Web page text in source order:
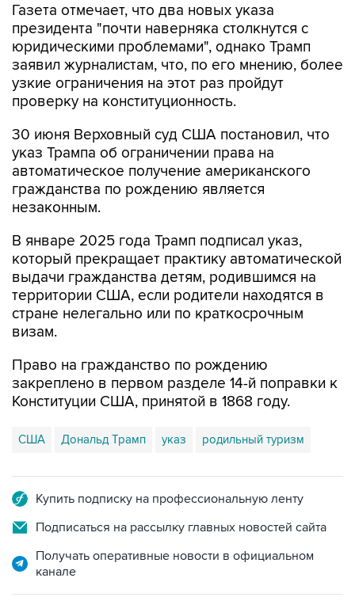
Газета отмечает, что два новых указа
президента "почти наверняка столкнутся с
юридическими проблемами", однако Трамп
заявил журналистам, что, по его мнению, более
узкие ограничения на этот раз пройдут
проверку на конституционность.
30 июня Верховный суд США постановил, что
указ Трампа об ограничении права на
автоматическое получение американского
гражданства по рождению является
незаконным.
В январе 2025 года Трамп подписал указ,
который прекращает практику автоматической
выдачи гражданства детям, родившимся на
территории США, если родители находятся в
стране нелегально или по краткосрочным
визам.
Право на гражданство по рождению
закреплено в первом разделе 14-й поправки к
Конституции США, принятой в 1868 году.
США Дональд Трамп указ родильный туризм
Купить подписку на профессиональную ленту
Подписаться на рассылку главных новостей сайта
Получать оперативные новости в официальном
канале